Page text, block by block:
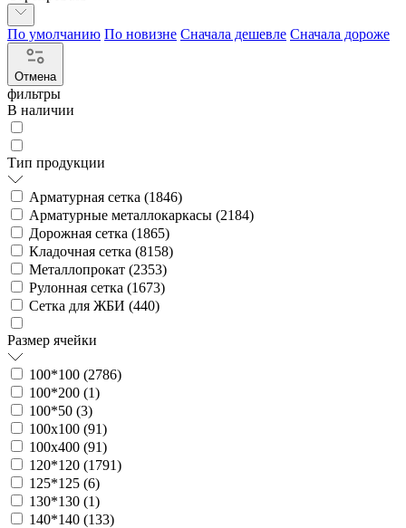
По умолчанию По новизне Сначала дешевле Сначала дороже
Отмена
фильтры
В наличии
Тип продукции
Арматурная сетка (1846)
Арматурные металлокаркасы (2184)
Дорожная сетка (1865)
Кладочная сетка (8158)
Металлопрокат (2353)
Рулонная сетка (1673)
Сетка для ЖБИ (440)
Размер ячейки
100*100 (2786)
100*200 (1)
100*50 (3)
100х100 (91)
100х400 (91)
120*120 (1791)
125*125 (6)
130*130 (1)
140*140 (133)